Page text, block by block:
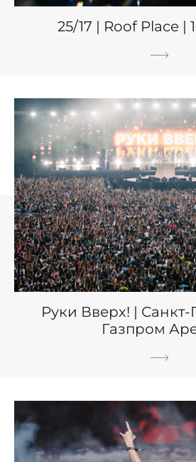
25/17 | Roof Place |
Руки Вверх! | Санкт-
Газпром